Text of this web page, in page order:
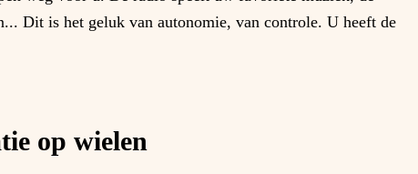
Dit is het geluk van autonomie, van controle. U heeft de
op wielen